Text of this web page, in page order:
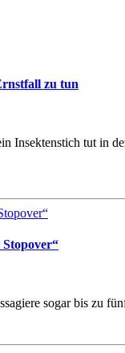
zu tun
Insektenstich tut in
sogar bis zu